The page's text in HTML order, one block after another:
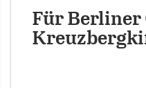
Für Berliner